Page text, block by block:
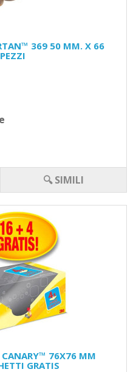
369 50 MM. X 66
🔍 SIMILI
76X76 MM
GRATIS